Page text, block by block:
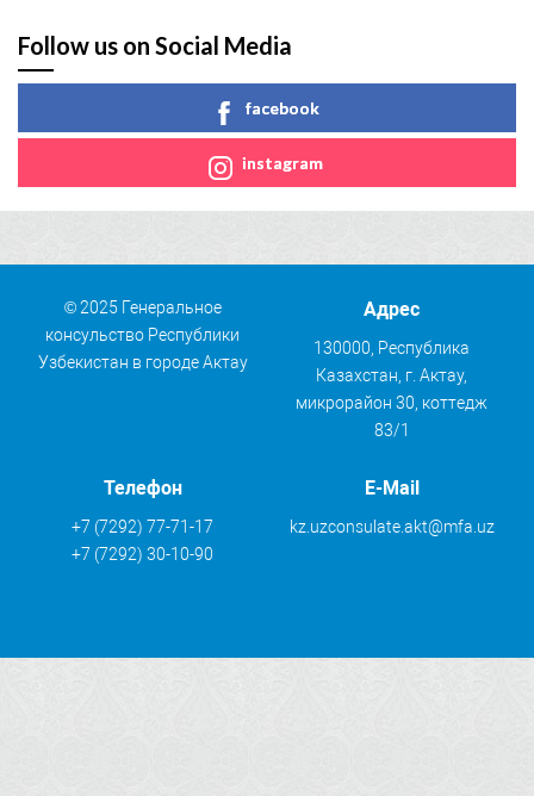
Follow us on Social Media
facebook
instagram
© 2025 Генеральное
консульство Республики
Узбекистан в городе Актау
Адрес
130000, Республика
Казахстан, г. Актау,
микрорайон 30, коттедж
83/1
Телефон
+7 (7292) 77-71-17
+7 (7292) 30-10-90
E-Mail
kz.uzconsulate.akt@mfa.uz